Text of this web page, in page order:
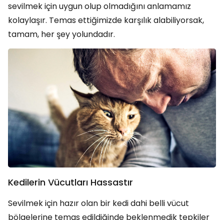
sevilmek için uygun olup olmadığını anlamamız
kolaylaşır. Temas ettiğimizde karşılık alabiliyorsak,
tamam, her şey yolundadır.
Kedilerin Vücutları Hassastır
Sevilmek için hazır olan bir kedi dahi belli vücut
bölgelerine temas edildiğinde beklenmedik tepkiler